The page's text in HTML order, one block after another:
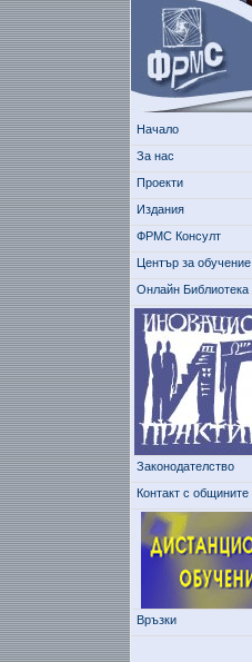
Начало
За нас
Проекти
Издания
ФРМС Консулт
Център за обучение
Онлайн Библиотека
Законодателство
Контакт с общините
Връзки